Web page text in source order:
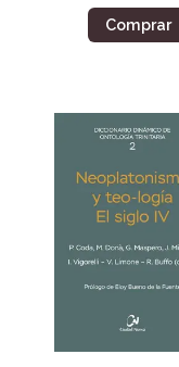
Comprar